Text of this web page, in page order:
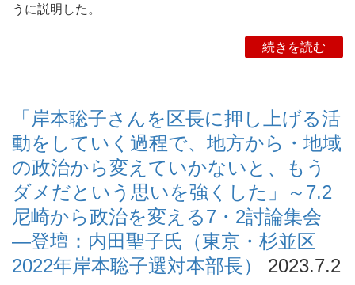
うに説明した。
続きを読む
「岸本聡子さんを区長に押し上げる活
動をしていく過程で、地方から・地域
の政治から変えていかないと、もう
ダメだという思いを強くした」～7.2
尼崎から政治を変える7・2討論集会
―登壇：内田聖子氏（東京・杉並区
2022年岸本聡子選対本部長）
2023.7.2